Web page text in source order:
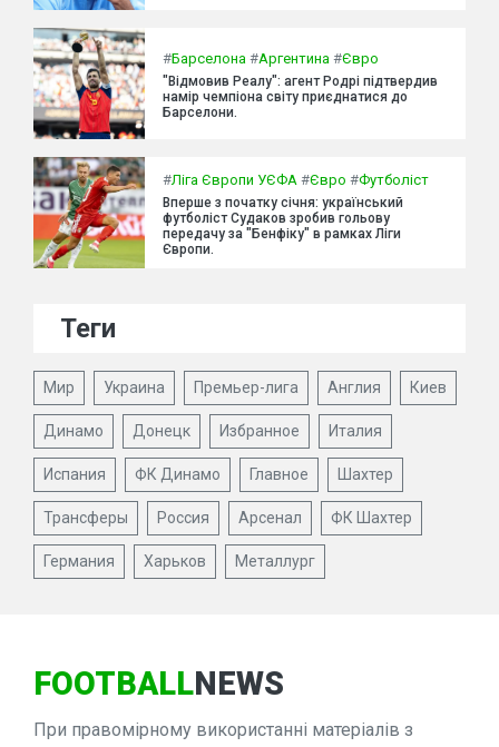
#Барселона #Аргентина #Євро
"Відмовив Реалу": агент Родрі підтвердив
намір чемпіона світу приєднатися до
Барселони.
#Ліга Європи УЄФА #Євро #Футболіст
Вперше з початку січня: український
футболіст Судаков зробив гольову
передачу за "Бенфіку" в рамках Ліги
Європи.
Теги
Мир Украина Премьер-лига Англия Киев
Динамо Донецк Избранное Италия
Испания ФК Динамо Главное Шахтер
Трансферы Россия Арсенал ФК Шахтер
Германия Харьков Металлург
FOOTBALLNEWS
При правомірному використанні матеріалів з